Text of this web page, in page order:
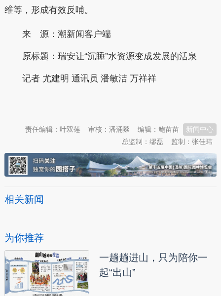
维等，形成有效反哺。
来 源：潮新闻客户端
原标题： 瑞安让“沉睡”水资源变成发展的活泉
记者 尤建明 通讯员 潘敏洁 万祥祥
新闻中心
编辑：鲍苗苗
审核：潘涌燚
责任编辑：叶双莲
监制：张佳玮
总监制：缪磊
相关新闻
为你推荐
一趟趟进山，只为陪你一
起“出山”